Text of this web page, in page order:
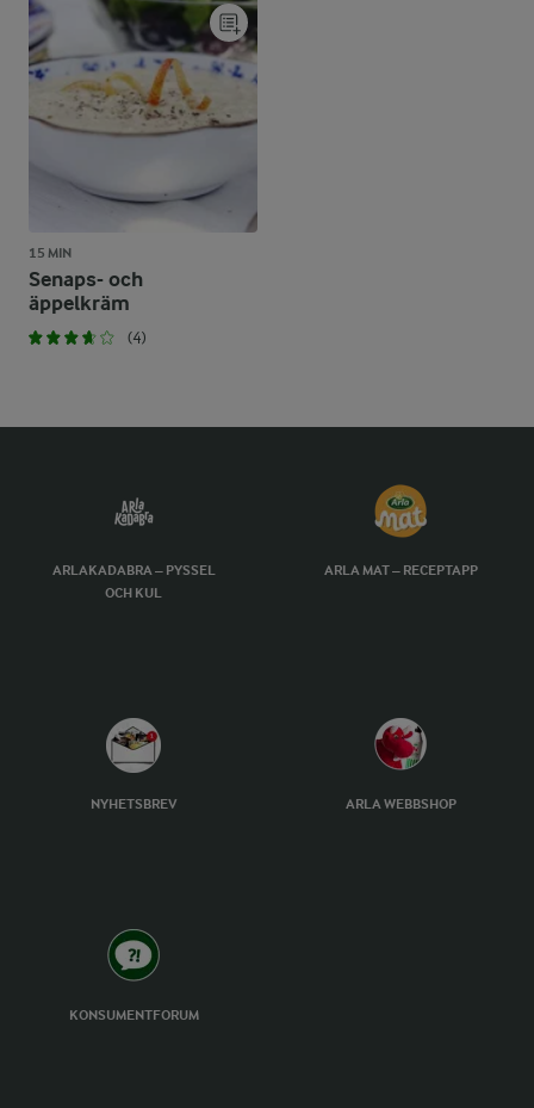
15 MIN
Senaps- och
äppelkräm
(4)
ARLAKADABRA – PYSSEL
OCH KUL
ARLA MAT – RECEPTAPP
NYHETSBREV ARLA WEBBSHOP
KONSUMENTFORUM